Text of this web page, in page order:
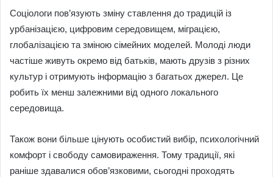
Соціологи пов’язують зміну ставлення до традицій із
урбанізацією, цифровим середовищем, міграцією,
глобалізацією та зміною сімейних моделей. Молоді люди
частіше живуть окремо від батьків, мають друзів з різних
культур і отримують інформацію з багатьох джерел. Це
робить їх менш залежними від одного локального
середовища.
Також вони більше цінують особистий вибір, психологічний
комфорт і свободу самовираження. Тому традиції, які
раніше здавалися обов’язковими, сьогодні проходять